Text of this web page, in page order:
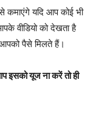
यदि आप कोई भी
वीडियो को देखता है
पैसे मिलते हैं।
इसको यूज ना करें तो ही